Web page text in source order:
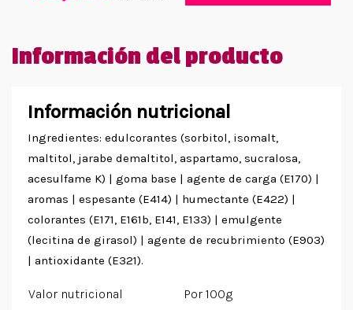
Información del producto
Información nutricional
Ingredientes: edulcorantes (sorbitol, isomalt,
maltitol, jarabe demaltitol, aspartamo, sucralosa,
acesulfame K) | goma base | agente de carga (E170) |
aromas | espesante (E414) | humectante (E422) |
colorantes (E171, E161b, E141, E133) | emulgente
(lecitina de girasol) | agente de recubrimiento (E903)
| antioxidante (E321).
Valor nutricional
Por 100g